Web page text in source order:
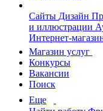
Сайты Дизайн
и иллюстрации
Интернет-
Магазин услуг
Конкурсы
Вакансии
Поиск
Еще